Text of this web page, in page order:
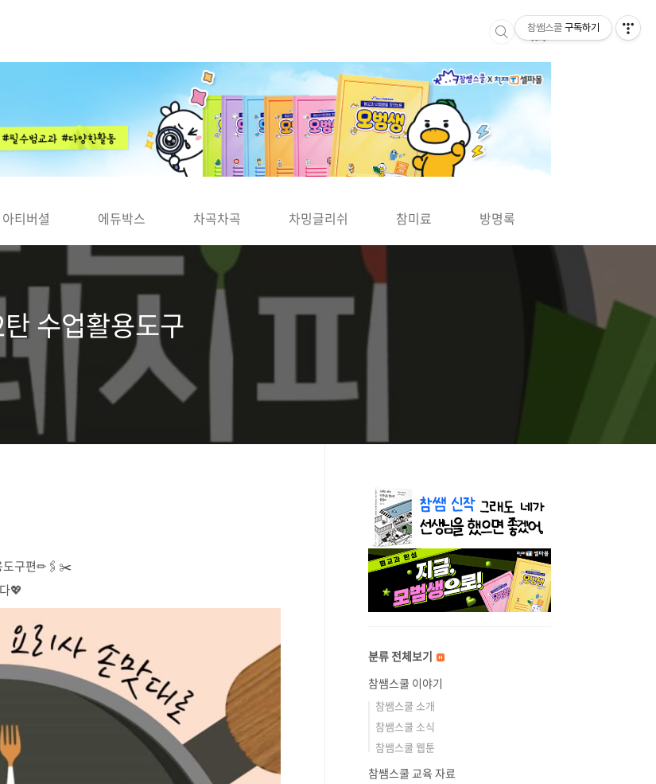
아티버셜 에듀박스 차곡차곡 차밍글리쉬 참미료 방명록
수업활용도구
용도구편✏🖇✂️
💖
분류 전체보기
참쌤스쿨 이야기
참쌤스쿨 소개
참쌤스쿨 소식
참쌤스쿨 웹툰
참쌤스쿨 교육 자료
참쌤스쿨 구독하기